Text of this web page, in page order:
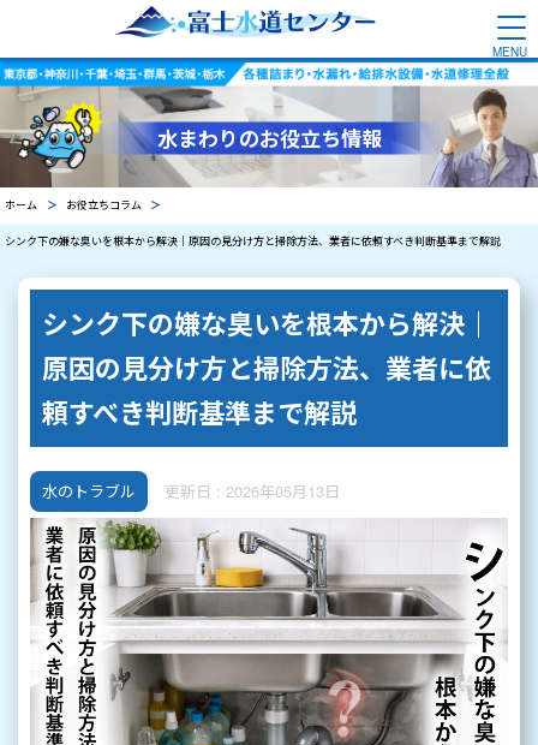
水まわりのお役立ち情報
ホーム お役立ちコラム
シンク下の嫌な臭いを根本から解決｜原因の見分け方と掃除方法、業者に依頼すべき判断基準まで解説
シンク下の嫌な臭いを根本から解決｜
原因の見分け方と掃除方法、業者に依
頼すべき判断基準まで解説
水のトラブル 更新日 : 2026年05月13日